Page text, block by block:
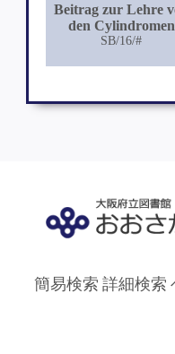
Beitrag zur Lehre
den Cylindromen
SB/16/#
簡易検索 詳細検索